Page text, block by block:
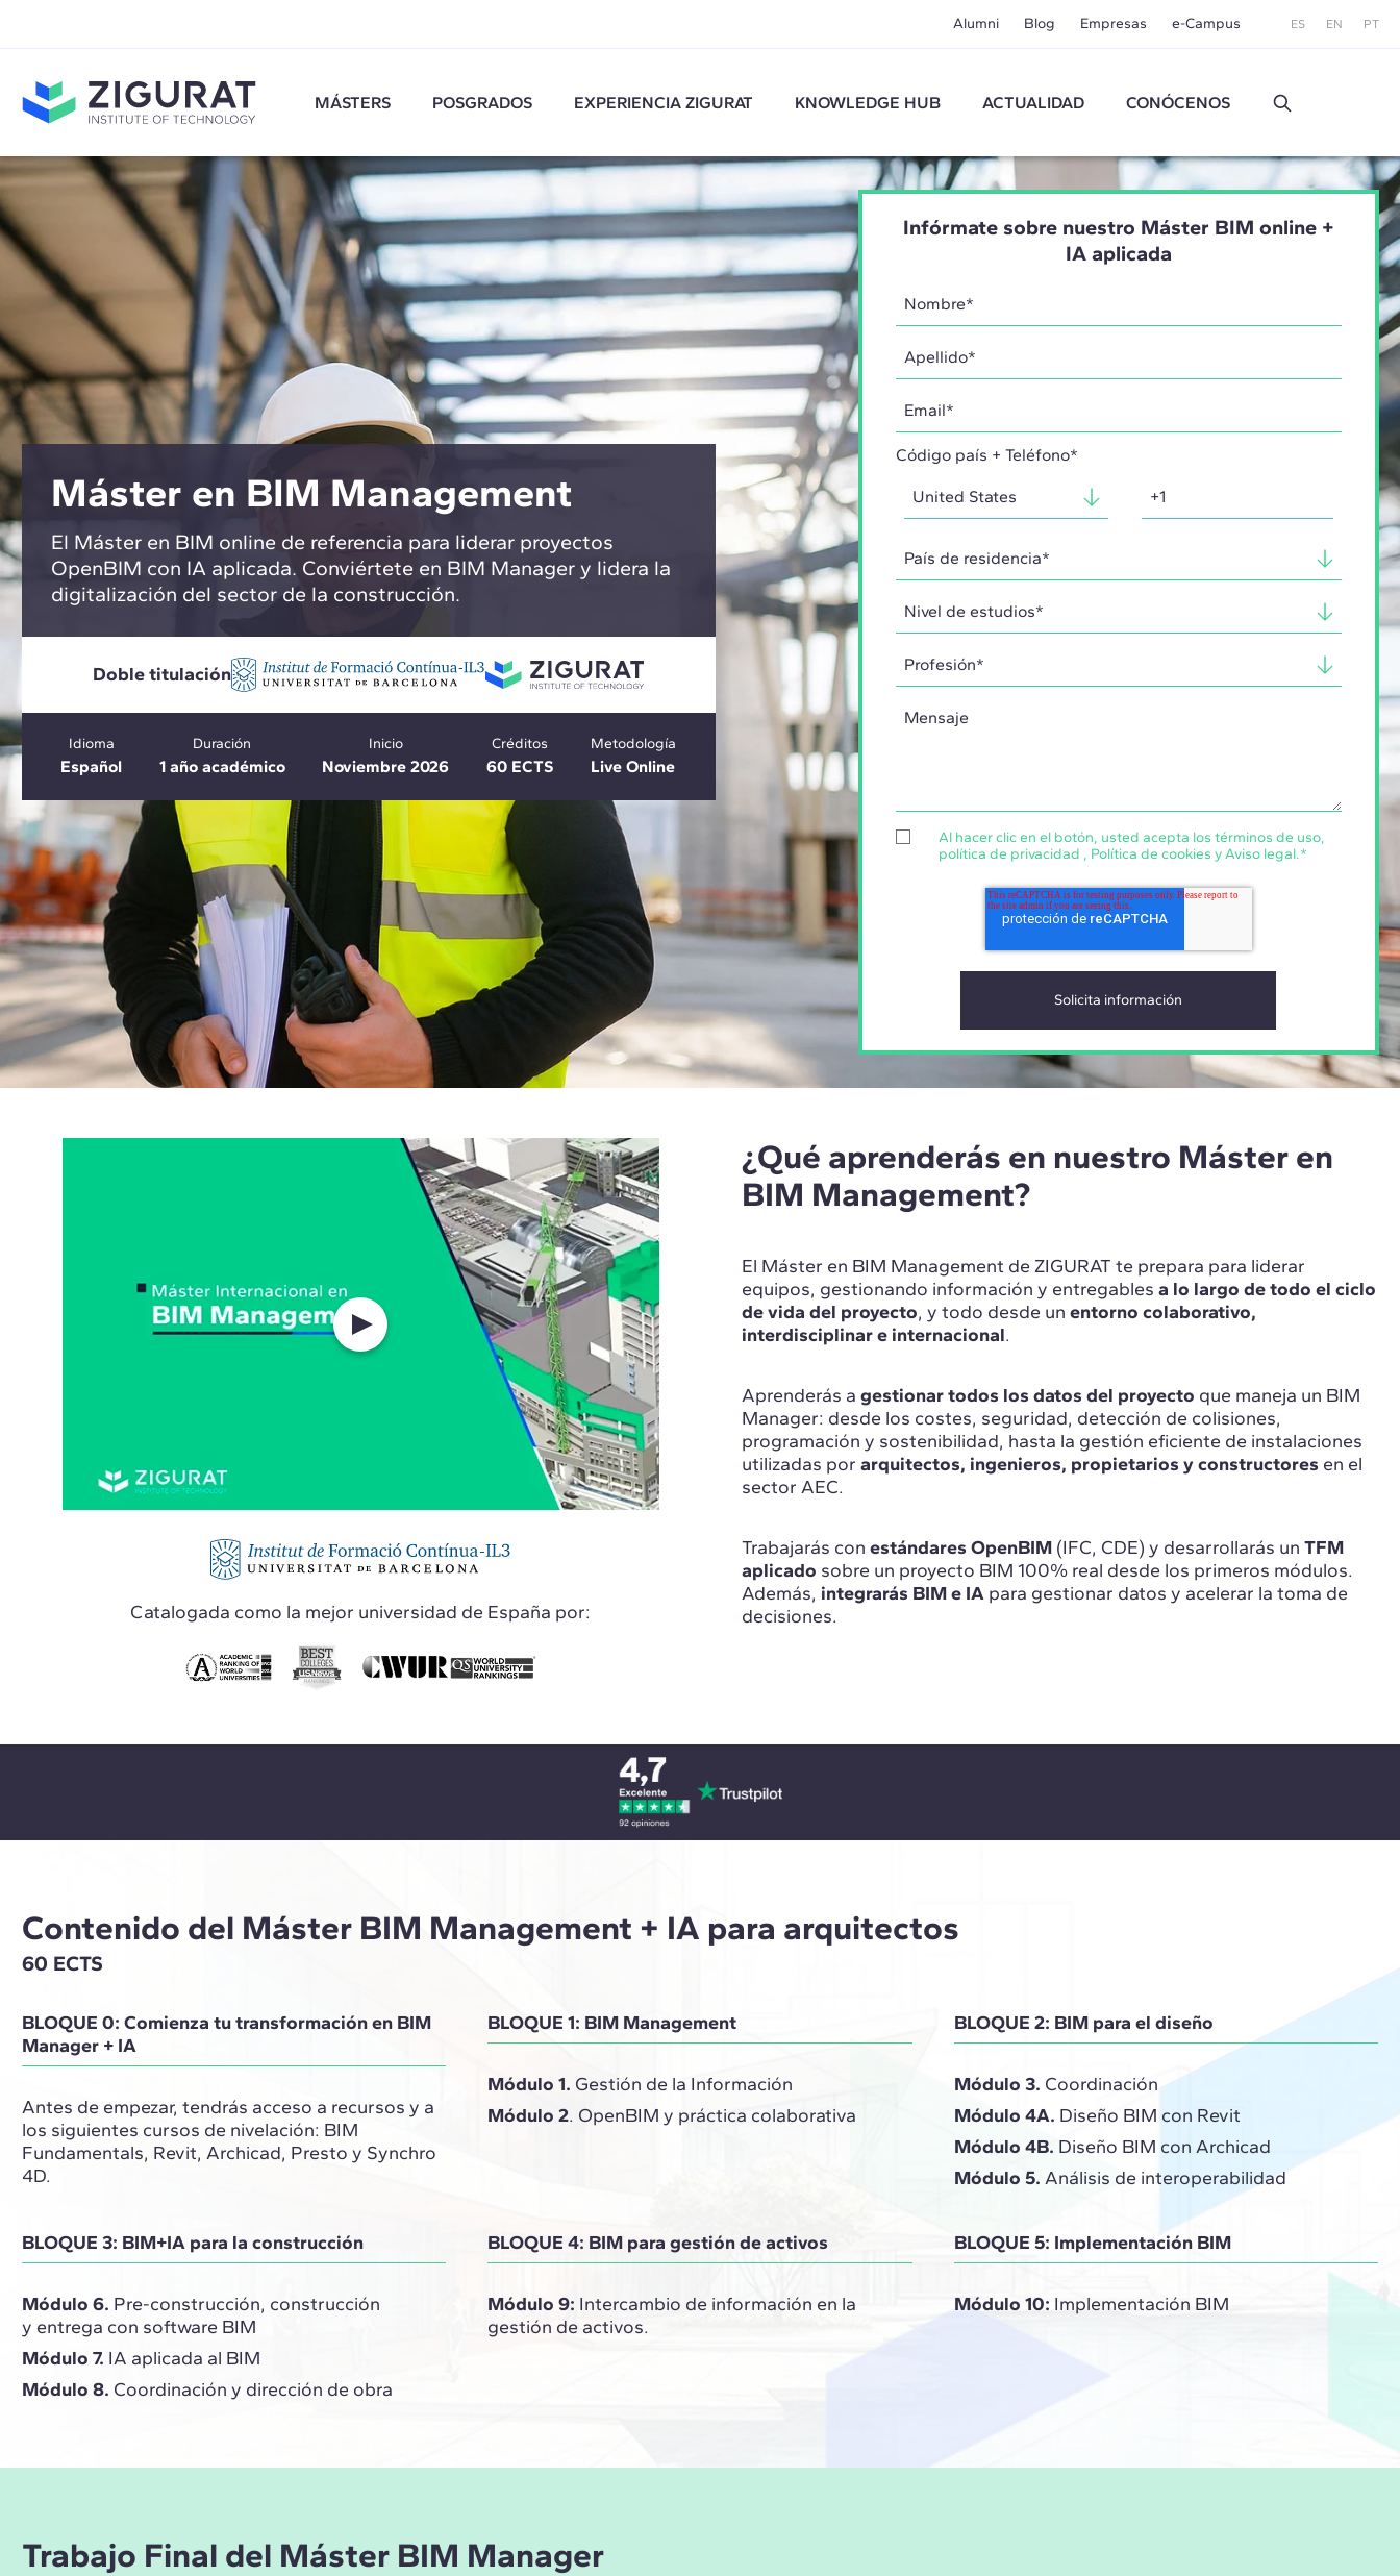
Alumni Blog Empresas e-Campus ES EN PT
MÁSTERS POSGRADOS EXPERIENCIA ZIGURAT KNOWLEDGE HUB ACTUALIDAD CONÓCENOS
Máster en BIM Management
El Máster en BIM online de referencia para liderar proyectos
OpenBIM con IA aplicada. Conviértete en BIM Manager y lidera la
digitalización del sector de la construcción.
Doble titulación
Idioma
Español
Duración
1 año académico
Inicio
Noviembre 2026
Créditos
60 ECTS
Metodología
Live Online
Infórmate sobre nuestro Máster BIM online +
IA aplicada
Código país + Teléfono*
Al hacer clic en el botón, usted acepta los términos de uso,
política de privacidad , Política de cookies yAviso legal.*
Catalogada como la mejor universidad de España por:
¿Qué aprenderás en nuestro Máster en
BIM Management?
El Máster en BIM Management de ZIGURAT te prepara para liderar
equipos, gestionando información y entregables a lo largo de todo el ciclo
de vida del proyecto, y todo desde un entorno colaborativo,
interdisciplinar e internacional.
Aprenderás a gestionar todos los datos del proyecto que maneja un BIM
Manager: desde los costes, seguridad, detección de colisiones,
programación y sostenibilidad, hasta la gestión eficiente de instalaciones
utilizadas por arquitectos, ingenieros, propietarios y constructores en el
sector AEC.
Trabajarás con estándares OpenBIM (IFC, CDE) y desarrollarás un TFM
aplicado sobre un proyecto BIM 100% real desde los primeros módulos.
Además, integrarás BIM e IA para gestionar datos y acelerar la toma de
decisiones.
Contenido del Máster BIM Management + IA para arquitectos
60 ECTS
BLOQUE 0: Comienza tu transformación en BIM
Manager + IA
Antes de empezar, tendrás acceso a recursos y a
los siguientes cursos de nivelación: BIM
Fundamentals, Revit, Archicad, Presto y Synchro
4D.
BLOQUE 1: BIM Management
Módulo 1. Gestión de la Información
Módulo 2. OpenBIM y práctica colaborativa
BLOQUE 2: BIM para el diseño
Módulo 3. Coordinación
Módulo 4A. Diseño BIM con Revit
Módulo 4B. Diseño BIM con Archicad
Módulo 5. Análisis de interoperabilidad
BLOQUE 3: BIM+IA para la construcción
Módulo 6. Pre-construcción, construcción
y entrega con software BIM
Módulo 7. IA aplicada al BIM
Módulo 8. Coordinación y dirección de obra
BLOQUE 4: BIM para gestión de activos
Módulo 9: Intercambio de información en la
gestión de activos.
BLOQUE 5: Implementación BIM
Módulo 10: Implementación BIM
Trabajo Final del Máster BIM Manager